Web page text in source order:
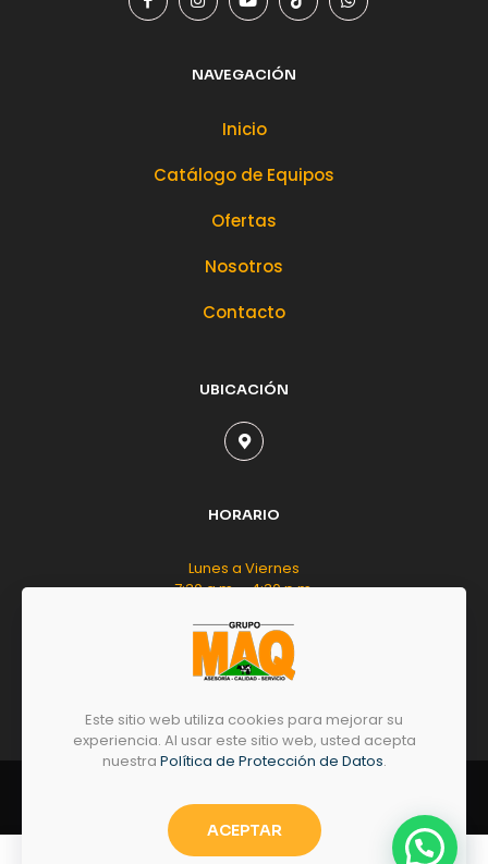
NAVEGACIÓN
Inicio
Catálogo de Equipos
Ofertas
Nosotros
Contacto
UBICACIÓN
HORARIO
Lunes a Viernes
7:30 a.m. - 4:30 p.m.
Sábado
8:00 a.m. - 12:00 m.d.
reservados.
Este sitio web utiliza cookies para mejorar su
experiencia. Al usar este sitio web, usted acepta
nuestra Política de Protección de Datos.
ACEPTAR